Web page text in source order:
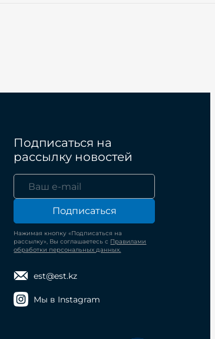
Подписаться на
рассылку новостей
Подписаться
Нажимая кнопку «Подписаться на
рассылку», Вы соглашаетесь с Правилами
обработки персональных данных.
est@est.kz
Мы в Instagram